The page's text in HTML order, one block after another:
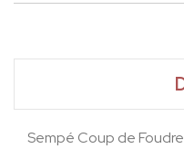
Sempé Coup de